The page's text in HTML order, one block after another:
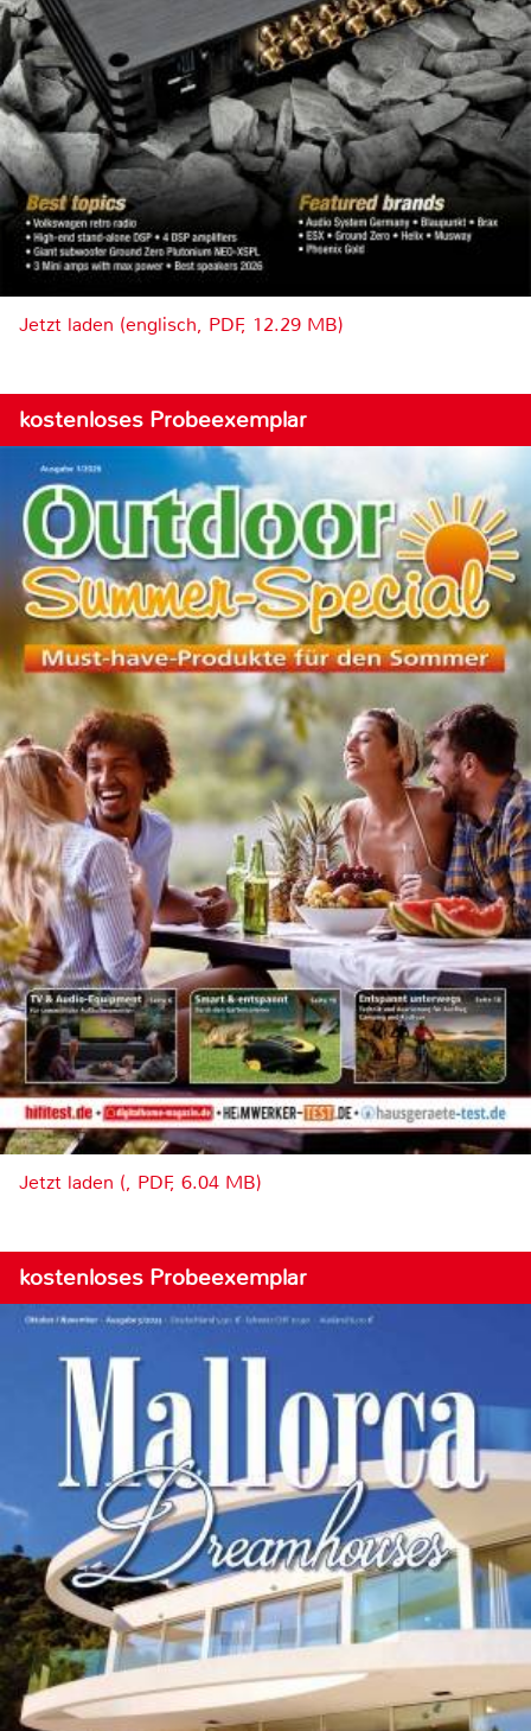
Jetzt laden (englisch, PDF, 12.29 MB)
kostenloses Probeexemplar
Jetzt laden (, PDF, 6.04 MB)
kostenloses Probeexemplar